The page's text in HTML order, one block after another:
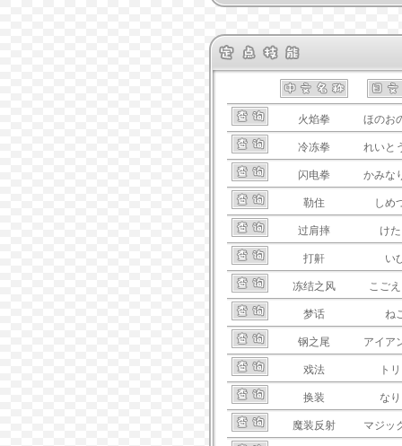
火焰拳 ほのお
冷冻拳 れいと
闪电拳 かみな
勒住 しめ
过肩摔 け
打鼾 い
冻结之风 こご
梦话 ね
钢之尾 アイア
戏法 ト
换装 な
魔装反射 マジッ